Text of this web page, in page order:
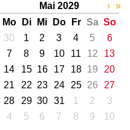
Mai 2029
Mo
Di Mi Do Fr Sa So
30
1 2 3 4 5
6
7
8 9 10 11 12
13
14
15 16 17 18 19
20
21
22 23 24 25 26
27
28
29 30 31 1 2
3
4
5 6 7 8 9 10
› »